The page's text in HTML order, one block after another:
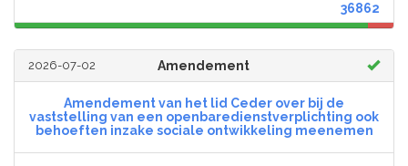
36862
2026-07-02 Amendement
Amendement van het lid Ceder over bij de
vaststelling van een openbaredienstverplichting ook
behoeften inzake sociale ontwikkeling meenemen